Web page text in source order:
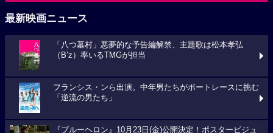
最新映画ニュース
「八つ墓村」悪夢的な予告編解禁、主題歌は松本孝弘
（B’z）率いるTMGが担当
フランシス・ンら出演。中年男たちがボートレースに挑む
「逆流の男たち」
『ブルーヘロン』10月23日(金)公開決定！ポスタービジュ